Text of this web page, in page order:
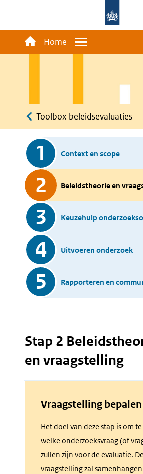
Main
navigation
Home Menu
Kruimelpad
Toolbox beleidsevaluaties
Toolbox
steps 1 Context en scope
2 Beleidstheorie en
3 Keuzehulp
4 Uitvoeren onderzoek
5 Rapporteren en
Stap 2
en vraagstelling
Stap
Beleidstheorie
en
vraagstelling
Vraagstelling bepalen
Het doel van deze stap is om
welke onderzoeksvraag (of
zullen zijn voor de evaluatie.
vraagstelling zal